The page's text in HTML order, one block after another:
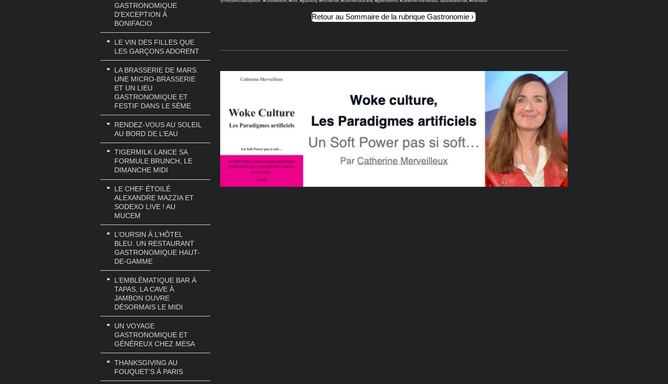
GASTRONOMIQUE
D'EXCEPTION À
BONIFACIO
LE VIN DES FILLES QUE
LES GARÇONS ADORENT
LA BRASSERIE DE MARS.
UNE MICRO-BRASSERIE
ET UN LIEU
GASTRONOMIQUE ET
FESTIF DANS LE 5ÈME
RENDEZ-VOUS AU SOLEIL
AU BORD DE L’EAU
TIGERMILK LANCE SA
FORMULE BRUNCH, LE
DIMANCHE MIDI
LE CHEF ÉTOILÉ
ALEXANDRE MAZZIA ET
SODEXO LIVE ! AU
MUCEM
L’OURSIN À L’HÔTEL
BLEU. UN RESTAURANT
GASTRONOMIQUE HAUT-
DE-GAMME
L’EMBLÉMATIQUE BAR À
TAPAS, LA CAVE À
JAMBON OUVRE
DÉSORMAIS LE MIDI
UN VOYAGE
GASTRONOMIQUE ET
GÉNÉREUX CHEZ MESA
THANKSGIVING AU
FOUQUET’S À PARIS
Retour au Sommaire de la rubrique Gastronomie